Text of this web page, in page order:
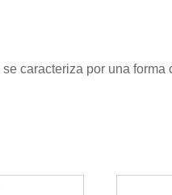
caracteriza por una